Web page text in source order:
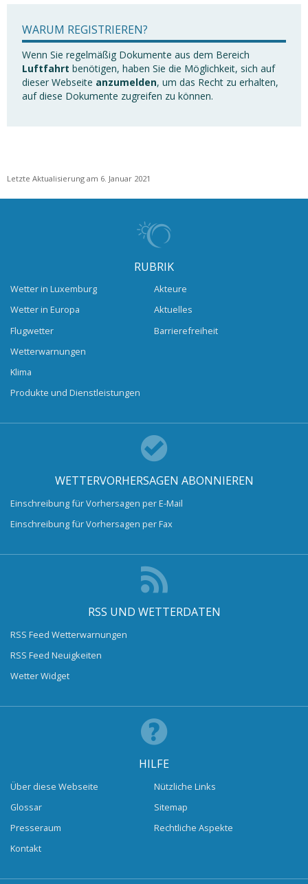
WARUM REGISTRIEREN?
Wenn Sie regelmäßig Dokumente aus dem Bereich
Luftfahrt benötigen, haben Sie die Möglichkeit, sich auf
dieser Webseite anzumelden, um das Recht zu erhalten,
auf diese Dokumente zugreifen zu können.
Letzte Aktualisierung am 6. Januar 2021
RUBRIK
Wetter in Luxemburg
Wetter in Europa
Flugwetter
Wetterwarnungen
Klima
Produkte und Dienstleistungen
Akteure
Aktuelles
Barrierefreiheit
WETTERVORHERSAGEN ABONNIEREN
Einschreibung für Vorhersagen per E-Mail
Einschreibung für Vorhersagen per Fax
RSS UND WETTERDATEN
RSS Feed Wetterwarnungen
RSS Feed Neuigkeiten
Wetter Widget
HILFE
Über diese Webseite
Glossar
Presseraum
Kontakt
Nützliche Links
Sitemap
Rechtliche Aspekte